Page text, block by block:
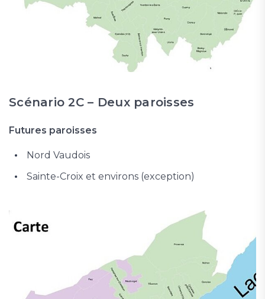
Scénario 2C – Deux paroisses
Futures paroisses
Nord Vaudois
Sainte-Croix et environs (exception)